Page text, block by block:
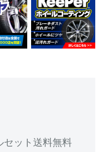
セット送料無料